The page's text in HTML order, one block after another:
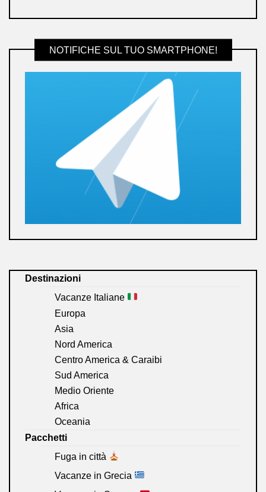
NOTIFICHE SUL TUO SMARTPHONE!
Destinazioni
Vacanze Italiane
Europa
Asia
Nord America
Centro America & Caraibi
Sud America
Medio Oriente
Africa
Oceania
Pacchetti
Fuga in città
Vacanze in Grecia